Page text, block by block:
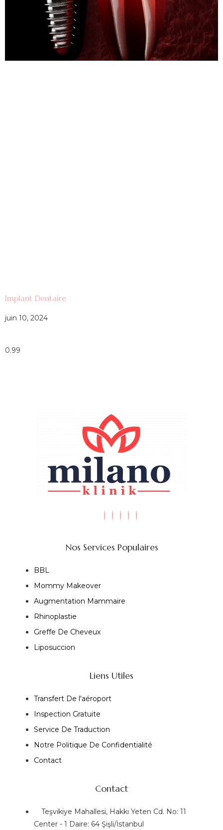
Implant Dentaire
juin 10, 2024
Nos Services Populaires
BBL
Mommy Makeover
Augmentation Mammaire
Rhinoplastie
Greffe De Cheveux
Liposuccion
Liens Utiles
Transfert De l'aéroport
Inspection Gratuite
Service De Traduction
Notre Politique De Confidentialité
Contact
Contact
Teşvikiye Mahallesi, Hakkı Yeten Cd. No: 11
Center - 1 Daire: 64 Şişli/İstanbul